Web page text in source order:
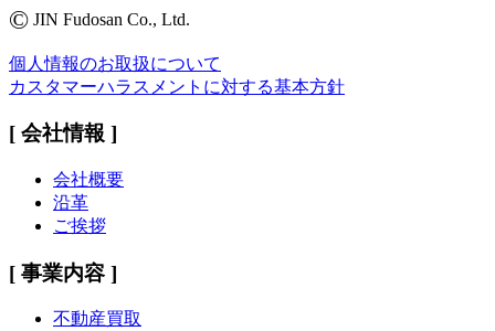
© JIN Fudosan Co., Ltd.
個人情報のお取扱について
カスタマーハラスメントに対する基本方針
[ 会社情報 ]
会社概要
沿革
ご挨拶
[ 事業内容 ]
不動産買取